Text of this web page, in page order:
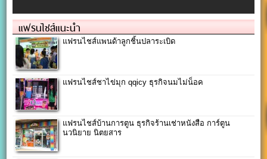
แฟรนไชส์แนะนำ
แฟรนไชส์แพนด้าลูกชิ้นปลาระเบิด
แฟรนไชส์ชาไข่มุก qqicy ธุรกิจนมไม่น็อค
แฟรนไชส์บ้านการตูน ธุรกิจร้านเช่าหนังสือ การ์ตูน
นวนิยาย นิตยสาร